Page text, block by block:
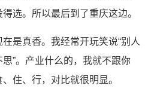
选。所以最后到了重庆这边。
是真香。我经常开玩笑说“别人
”。产业什么的，我就不跟你
住、行，对比就很明显。